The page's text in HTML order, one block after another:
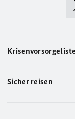
Krisenvorsorgeliste
Sicher reisen